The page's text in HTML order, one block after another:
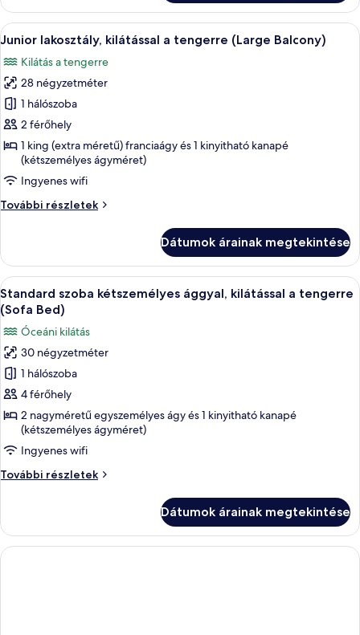
a
tengerre
további
A
következő
szoba
összes
képének
megtekintése:
Junior
lakosztály,
kilátással
a
tengerre
Balcony)
Egy szállodai szoba, amelyben
5
Junior lakosztály, kilátással a tengerre (Large Balcony)
Kilátás a tengerre
28 négyzetméter
1 hálószoba
2 férőhely
1 king (extra méretű) franciaágy és 1 kinyitható kanapé
(kétszemélyes ágyméret)
Ingyenes wifi
További részletek
Junior
tengerre
(Large
Balcony)
további
részletei
Dátumok árainak megtekintése
A
következő
szoba
összes
képének
megtekintése:
Standard
szoba
kétszemélyes
ággyal,
kilátással
(Sofa
Bed)
Egy szállodai szoba, amelyben egy
8
Standard szoba kétszemélyes ággyal, kilátással a tengerre
(Sofa Bed)
Óceáni kilátás
30 négyzetméter
1 hálószoba
4 férőhely
2 nagyméretű egyszemélyes ágy és 1 kinyitható kanapé
(kétszemélyes ágyméret)
Ingyenes wifi
További részletek
Standard
kilátással
tengerre
Dátumok árainak megtekintése